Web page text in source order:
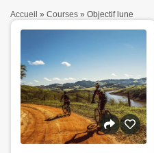
Accueil » Courses » Objectif lune